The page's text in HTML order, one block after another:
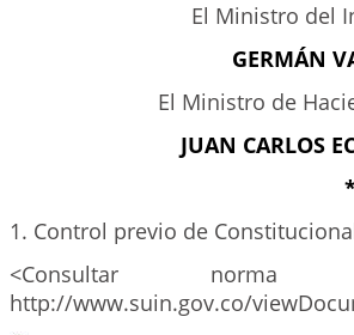
El Ministro del
GERMÁN
El Ministro de
JUAN CARLOS
1. Control previo de
<Consultar norma
http://www.suin.gov.co/